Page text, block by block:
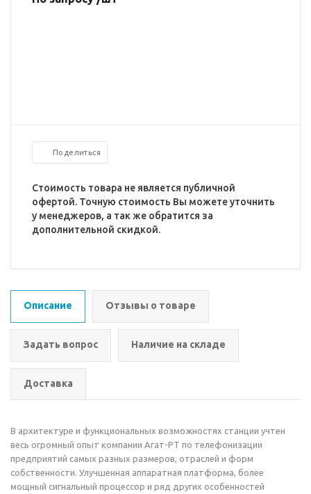
Поделиться
Стоимость товара не является публичной
офертой. Точную стоимость Вы можете уточнить
у менеджеров, а так же обратится за
дополнительной скидкой.
Описание Отзывы о товаре
Задать вопрос Наличие на складе
Доставка
В архитектуре и функциональных возможностях станции учтен
весь огромный опыт компании Агат-РТ по телефонизации
предприятий самых разных размеров, отраслей и форм
собственности. Улучшенная аппаратная платформа, более
мощный сигнальный процессор и ряд других особенностей